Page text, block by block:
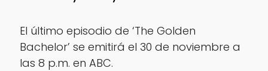
El último episodio de ‘The Golden
Bachelor’ se emitirá el 30 de noviembre a
las 8 p.m. en ABC.